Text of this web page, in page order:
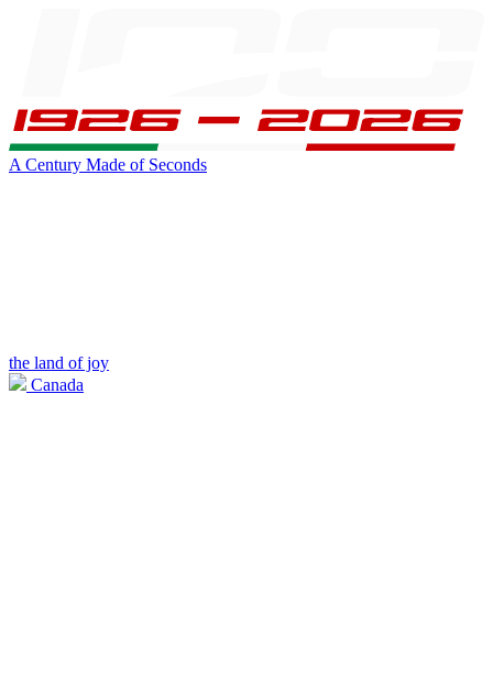
A Century Made of Seconds
the land of joy
Canada